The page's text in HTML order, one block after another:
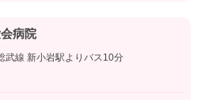
病院
武線 新小岩駅よりバス10分